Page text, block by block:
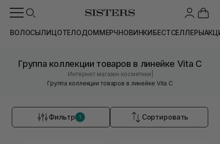
ВОЛОСЫЛИЦОТЕЛОДОММЕРЧНОВИНКИБЕСТСЕЛЛЕРЫ
Группа коллекции товаров в линейке Vita C
Интернет магазин косметики
Группа коллекции товаров в линейке Vita C
Фильтр 1 Сортировать